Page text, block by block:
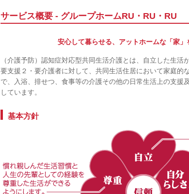
サービス概要 - グループホームRU・RU・RU
安心して暮らせる、アットホームな「家」
（介護予防）認知症対応型共同生活介護とは、自立した生活
要支援２・要介護者に対して、共同生活住居において家庭的
で、入浴、排せつ、食事等の介護その他の日常生活上の支援
しています。
基本方針